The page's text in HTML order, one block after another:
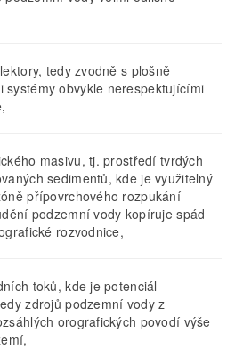
tedy zvodně s plošně
systémy obvykle nerespektujícími
masivu, tj. prostředí tvrdých
sedimentů, kde je využitelný
přípovrchového rozpukání
podzemní vody kopíruje spád
rozvodnice,
toků, kde je potenciál
zdrojů podzemní vody z
orografických povodí výše